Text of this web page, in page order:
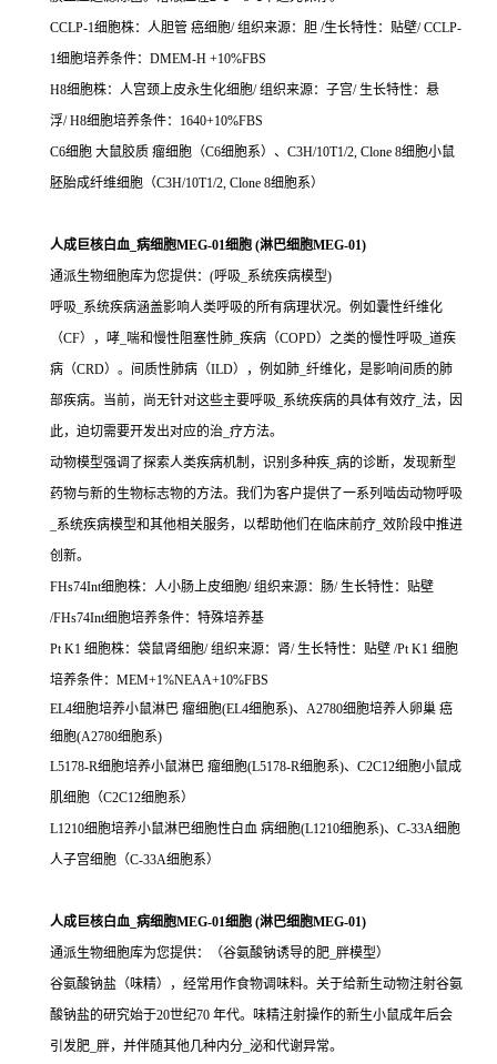
CCLP-1细胞株：人胆管 癌细胞/ 组织来源：胆 /生长特性：贴壁/ CCLP-
1细胞培养条件：DMEM-H +10%FBS
H8细胞株：人宫颈上皮永生化细胞/ 组织来源：子宫/ 生长特性：悬
浮/ H8细胞培养条件：1640+10%FBS
C6细胞 大鼠胶质 瘤细胞（C6细胞系）、C3H/10T1/2, Clone 8细胞小鼠
胚胎成纤维细胞（C3H/10T1/2, Clone 8细胞系）
人成巨核白血_病细胞MEG-01细胞 (淋巴细胞MEG-01)
通派生物细胞库为您提供：(呼吸_系统疾病模型)
呼吸_系统疾病涵盖影响人类呼吸的所有病理状况。例如囊性纤维化
（CF），哮_喘和慢性阻塞性肺_疾病（COPD）之类的慢性呼吸_道疾
病（CRD）。间质性肺病（ILD），例如肺_纤维化，是影响间质的肺
部疾病。当前，尚无针对这些主要呼吸_系统疾病的具体有效疗_法，因
此，迫切需要开发出对应的治_疗方法。
动物模型强调了探索人类疾病机制，识别多种疾_病的诊断，发现新型
药物与新的生物标志物的方法。我们为客户提供了一系列啮齿动物呼吸
_系统疾病模型和其他相关服务，以帮助他们在临床前疗_效阶段中推进
创新。
FHs74Int细胞株：人小肠上皮细胞/ 组织来源：肠/ 生长特性：贴壁
/FHs74Int细胞培养条件：特殊培养基
Pt K1 细胞株：袋鼠肾细胞/ 组织来源：肾/ 生长特性：贴壁 /Pt K1 细胞
培养条件：MEM+1%NEAA+10%FBS
EL4细胞培养小鼠淋巴 瘤细胞(EL4细胞系)、A2780细胞培养人卵巢 癌
细胞(A2780细胞系)
L5178-R细胞培养小鼠淋巴 瘤细胞(L5178-R细胞系)、C2C12细胞小鼠成
肌细胞（C2C12细胞系）
L1210细胞培养小鼠淋巴细胞性白血 病细胞(L1210细胞系)、C-33A细胞
人子宫细胞（C-33A细胞系）
人成巨核白血_病细胞MEG-01细胞 (淋巴细胞MEG-01)
通派生物细胞库为您提供：（谷氨酸钠诱导的肥_胖模型）
谷氨酸钠盐（味精），经常用作食物调味料。关于给新生动物注射谷氨
酸钠盐的研究始于20世纪70 年代。味精注射操作的新生小鼠成年后会
引发肥_胖，并伴随其他几种内分_泌和代谢异常。